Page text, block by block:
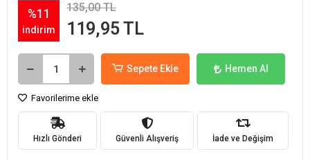
%11
indirim
135,00 TL
119,95 TL
Sepete Ekle Hemen Al
Favorilerime ekle
Hızlı Gönderi Güvenli Alışveriş İade ve Değişim